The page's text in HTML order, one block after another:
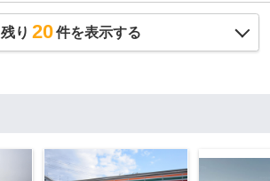
残り 20件を表示する